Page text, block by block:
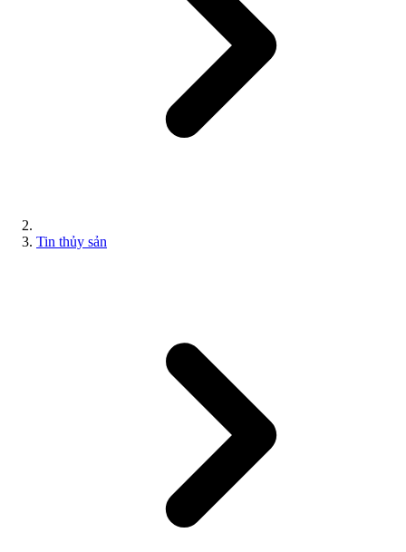
Tin thủy sản